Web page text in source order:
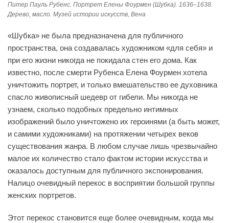
Питер Пауль Рубенс. Портрет Елены Фоурмен (Шубка). 1636–1638.
Дерево, масло. Музей истории искусств, Вена
«Шубка» не была предназначена для публичного
пространства, она создавалась художником «для себя» и
при его жизни никогда не покидала стен его дома. Как
известно, после смерти Рубенса Елена Фоурмен хотела
уничтожить портрет, и только вмешательство ее духовника
спасло живописный шедевр от гибели. Мы никогда не
узнаем, сколько подобных предельно интимных
изображений было уничтожено их героинями (а быть может,
и самими художниками) на протяжении четырех веков
существования жанра. В любом случае лишь чрезвычайно
малое их количество стало фактом истории искусства и
оказалось доступным для публичного экспонирования.
Налицо очевидный перекос в восприятии большой группы
женских портретов.
Этот перекос становится еще более очевидным, когда мы